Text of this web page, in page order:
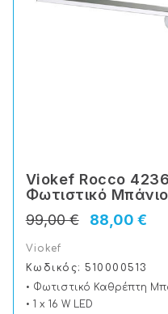
Viokef Rocco
Φωτιστικό
88,00 €
99,00 €
Viokef
Κωδικός: 510000513
• Φωτιστικό Καθρέπτη
• 1 x 16 W LED